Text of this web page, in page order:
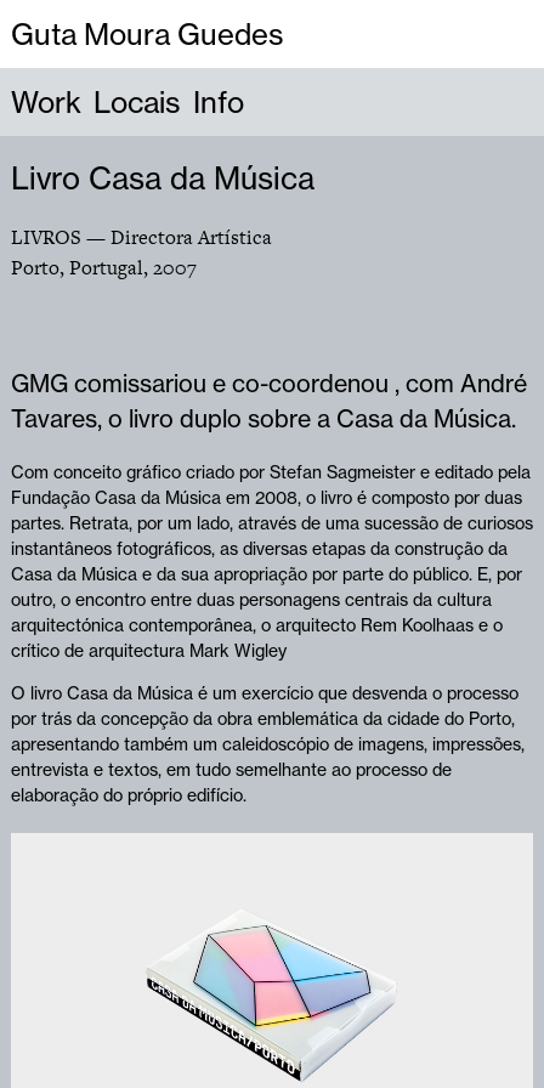
Guta Moura Guedes
Work Locais Info
Livro Casa da Música
LIVROS — Directora Artística
Porto, Portugal,2007
GMG comissariou e co-coordenou , com André
Tavares, o livro duplo sobre a Casa da Música.
Com conceito gráfico criado por Stefan Sagmeister e editado pela
Fundação Casa da Música em 2008, o livro é composto por duas
partes. Retrata, por um lado, através de uma sucessão de curiosos
instantâneos fotográficos, as diversas etapas da construção da
Casa da Música e da sua apropriação por parte do público. E, por
outro, o encontro entre duas personagens centrais da cultura
arquitectónica contemporânea, o arquitecto Rem Koolhaas e o
crítico de arquitectura Mark Wigley
O livro Casa da Música é um exercício que desvenda o processo
por trás da concepção da obra emblemática da cidade do Porto,
apresentando também um caleidoscópio de imagens, impressões,
entrevista e textos, em tudo semelhante ao processo de
elaboração do próprio edifício.